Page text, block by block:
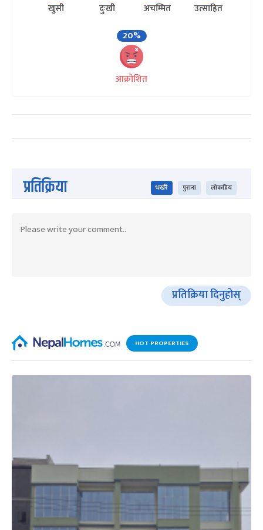
खुसी दुःखी अचम्मित
उत्साहित
20%
आक्रोशित
प्रतिक्रिया भर्खरै पुराना लोकप्रिय
प्रतिक्रिया दिनुहोस्
HOT PROPERTIES